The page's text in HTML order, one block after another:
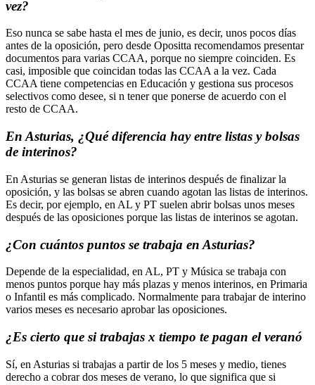
vez?
Eso nunca se sabe hasta el mes de junio, es decir, unos pocos días
antes de la oposición, pero desde Opositta recomendamos presentar
documentos para varias CCAA, porque no siempre coinciden. Es
casi, imposible que coincidan todas las CCAA a la vez. Cada
CCAA tiene competencias en Educación y gestiona sus procesos
selectivos como desee, si n tener que ponerse de acuerdo con el
resto de CCAA.
En Asturias, ¿Qué diferencia hay entre listas y bolsas
de interinos?
En Asturias se generan listas de interinos después de finalizar la
oposición, y las bolsas se abren cuando agotan las listas de interinos.
Es decir, por ejemplo, en AL y PT suelen abrir bolsas unos meses
después de las oposiciones porque las listas de interinos se agotan.
¿Con cuántos puntos se trabaja en Asturias?
Depende de la especialidad, en AL, PT y Música se trabaja con
menos puntos porque hay más plazas y menos interinos, en Primaria
o Infantil es más complicado. Normalmente para trabajar de interino
varios meses es necesario aprobar las oposiciones.
¿Es cierto que si trabajas x tiempo te pagan el veranó
Sí, en Asturias si trabajas a partir de los 5 meses y medio, tienes
derecho a cobrar dos meses de verano, lo que significa que si